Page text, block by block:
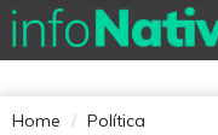
Home Política